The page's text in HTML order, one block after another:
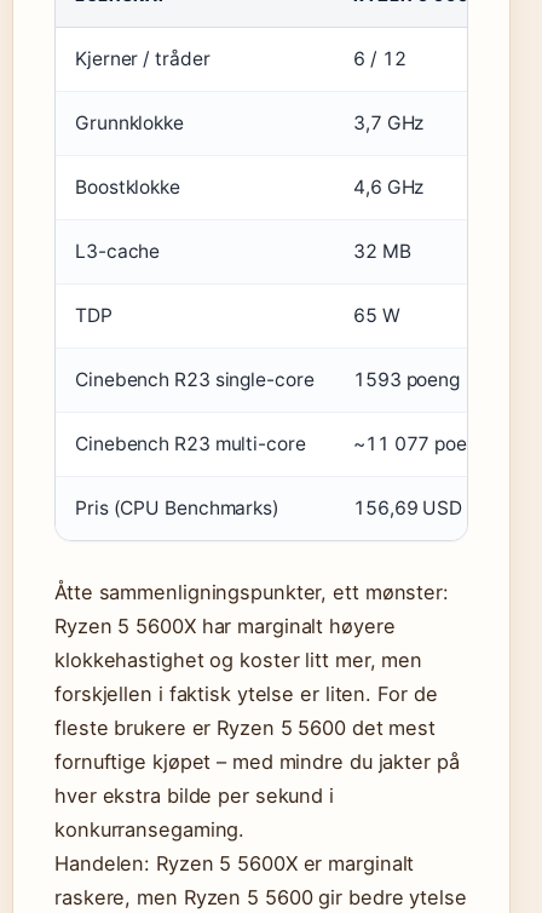
Kjerner / tråder 6 / 12
Grunnklokke 3,7 GHz
Boostklokke 4,6 GHz
L3-cache 32 MB
TDP 65 W
Cinebench R23 single-core 1593 poeng
Cinebench R23 multi-core ~11 077 poeng
Pris (CPU Benchmarks) 156,69 USD
Åtte sammenligningspunkter, ett mønster:
Ryzen 5 5600X har marginalt høyere
klokkehastighet og koster litt mer, men
forskjellen i faktisk ytelse er liten. For de
fleste brukere er Ryzen 5 5600 det mest
fornuftige kjøpet – med mindre du jakter på
hver ekstra bilde per sekund i
konkurransegaming.
Handelen: Ryzen 5 5600X er marginalt
raskere, men Ryzen 5 5600 gir bedre ytelse